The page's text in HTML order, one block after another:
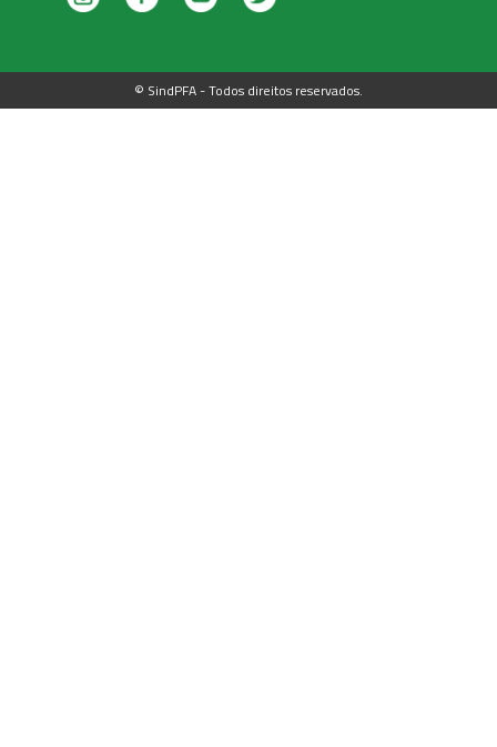
© SindPFA - Todos direitos reservados.